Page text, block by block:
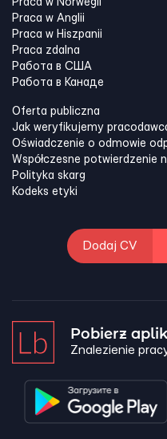
Praca w Anglii
Praca w Hiszpanii
Praca zdalna
Работа в США
Работа в Канадe
Oferta publiczna
Jak weryfikujemy
Oświadczenie o odmowie
Współczesne potwierdzenie
Polityka skarg
Kodeks etyki
Dodaj CV
Pobierz
Znalezienie